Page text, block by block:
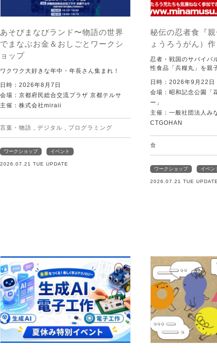
あそびまなびランド〜物語の世界
でまなぶお金＆おしごとワークシ
ョップ
ワクワク大好きな年中・年長さん集まれ！
日時：2026年8月7日
会場：京都府民総合交流プラザ 京都テルサ
主催：株式会社miraii
言葉・物語 , デジタル , プログラミング
ワークショップ イベント
2026.07.21 TUE UPDATE
秘伝の忍者食『
ょうろうがん）
忍者・戦国のサバイバ
性食品「兵糧丸」を親
日時：2026年9月22日
会場：昭和記念公園「
ー」
主催：一般社団法人み
CTGOHAN
食
ワークショップ イベン
2026.07.21 TUE